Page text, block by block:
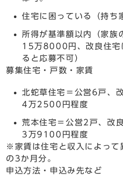
住宅に困っている（持ち
所得が基準額以内（家族
15万8000円、改良住
ると応募不可）
募集住宅・戸数・家賃
北蛇草住宅＝公営6戸、
4万2500円程度
荒本住宅＝公営2戸、改
3万9100円程度
※家賃は住宅と収入によって
の3か月分。
申込方法・申込み先など